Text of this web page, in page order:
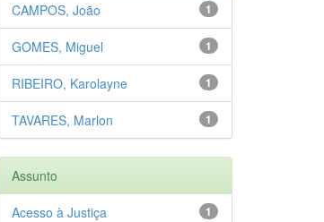
1
CAMPOS, João
1
GOMES, Miguel
1
RIBEIRO, Karolayne
1
TAVARES, Marlon
Assunto
1
Acesso à Justiça